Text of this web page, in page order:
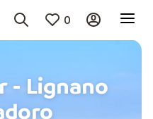
0
- Lignano